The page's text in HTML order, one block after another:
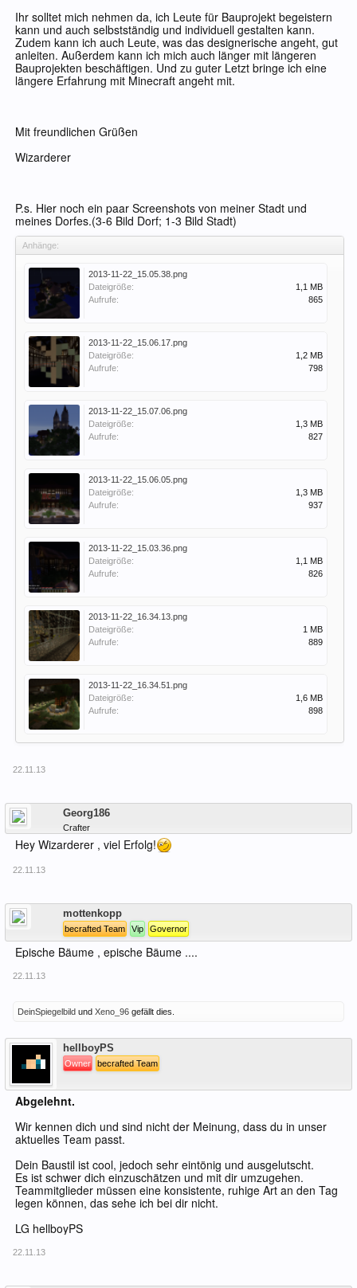
Ihr solltet mich nehmen da, ich Leute für Bauprojekt begeistern
kann und auch selbstständig und individuell gestalten kann.
Zudem kann ich auch Leute, was das designerische angeht, gut
anleiten. Außerdem kann ich mich auch länger mit längeren
Bauprojekten beschäftigen. Und zu guter Letzt bringe ich eine
längere Erfahrung mit Minecraft angeht mit.
Mit freundlichen Grüßen
Wizarderer
P.s. Hier noch ein paar Screenshots von meiner Stadt und
meines Dorfes.(3-6 Bild Dorf; 1-3 Bild Stadt)
Anhänge:
2013-11-22_15.05.38.png
Dateigröße:
1,1 MB
Aufrufe:
865
2013-11-22_15.06.17.png
Dateigröße:
1,2 MB
Aufrufe:
798
2013-11-22_15.07.06.png
Dateigröße:
1,3 MB
Aufrufe:
827
2013-11-22_15.06.05.png
Dateigröße:
1,3 MB
Aufrufe:
937
2013-11-22_15.03.36.png
Dateigröße:
1,1 MB
Aufrufe:
826
2013-11-22_16.34.13.png
Dateigröße:
1 MB
Aufrufe:
889
2013-11-22_16.34.51.png
Dateigröße:
1,6 MB
Aufrufe:
898
22.11.13
Georg186
Crafter
Hey Wizarderer , viel Erfolg!
22.11.13
mottenkopp
becrafted Team Vip Governor
Epische Bäume , epische Bäume ....
22.11.13
DeinSpiegelbild und Xeno_96 gefällt dies.
hellboyPS
Owner becrafted Team
Abgelehnt.
Wir kennen dich und sind nicht der Meinung, dass du in unser
aktuelles Team passt.
Dein Baustil ist cool, jedoch sehr eintönig und ausgelutscht.
Es ist schwer dich einzuschätzen und mit dir umzugehen.
Teammitglieder müssen eine konsistente, ruhige Art an den Tag
legen können, das sehe ich bei dir nicht.
LG hellboyPS
22.11.13